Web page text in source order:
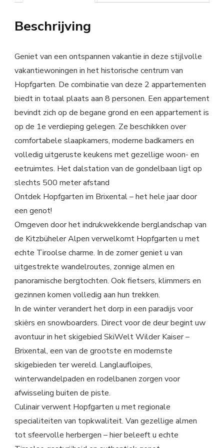
Beschrijving
Geniet van een ontspannen vakantie in deze stijlvolle
vakantiewoningen in het historische centrum van
Hopfgarten. De combinatie van deze 2 appartementen
biedt in totaal plaats aan 8 personen. Een appartement
bevindt zich op de begane grond en een appartement is
op de 1e verdieping gelegen. Ze beschikken over
comfortabele slaapkamers, moderne badkamers en
volledig uitgeruste keukens met gezellige woon- en
eetruimtes. Het dalstation van de gondelbaan ligt op
slechts 500 meter afstand
Ontdek Hopfgarten im Brixental – het hele jaar door
een genot!
Omgeven door het indrukwekkende berglandschap van
de Kitzbüheler Alpen verwelkomt Hopfgarten u met
echte Tiroolse charme. In de zomer geniet u van
uitgestrekte wandelroutes, zonnige almen en
panoramische bergtochten. Ook fietsers, klimmers en
gezinnen komen volledig aan hun trekken.
In de winter verandert het dorp in een paradijs voor
skiërs en snowboarders. Direct voor de deur begint uw
avontuur in het skigebied SkiWelt Wilder Kaiser –
Brixental, een van de grootste en modernste
skigebieden ter wereld. Langlaufloipes,
winterwandelpaden en rodelbanen zorgen voor
afwisseling buiten de piste.
Culinair verwent Hopfgarten u met regionale
specialiteiten van topkwaliteit. Van gezellige almen
tot sfeervolle herbergen – hier beleeft u echte